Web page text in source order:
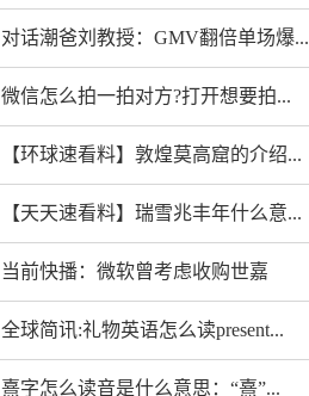
对话潮爸刘教授：GMV翻倍单场爆...
微信怎么拍一拍对方?打开想要拍...
【环球速看料】敦煌莫高窟的介绍...
【天天速看料】瑞雪兆丰年什么意...
当前快播：微软曾考虑收购世嘉
全球简讯:礼物英语怎么读present...
熹字怎么读音是什么意思：“熹”...